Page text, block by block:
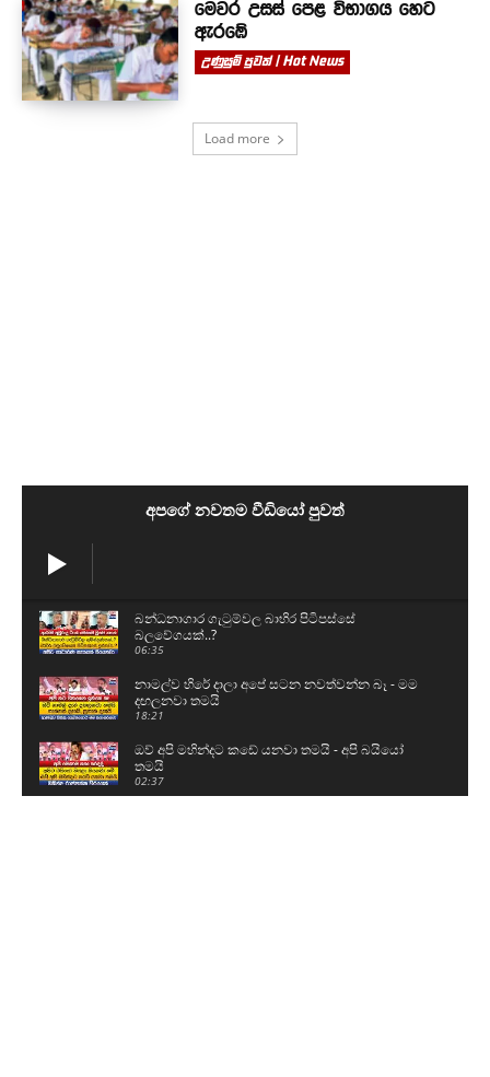
මෙවර උසස් පෙළ විභාගය හෙට
ඇරඹේ
උණුසුම් පුවත් | Hot News
Load more
අපගේ නවතම වීඩියෝ පුවත්
බන්ධනාගාර ගැටුම්වල බාහිර පිටිපස්සේ
බලවේගයක්..?
06:35
නාමල්ව හිරේ දාලා අපේ සටන නවත්වන්න බෑ - මම
දඟලනවා තමයි
18:21
ඔව් අපි මහින්දට කඩේ යනවා තමයි - අපි බයියෝ
තමයි
02:37